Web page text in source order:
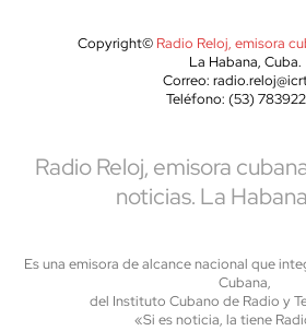
Copyright© Radio Reloj, emisora
La Habana, Cuba.
Correo:
Teléfono: (53)
Radio Reloj, emisora
noticias. La
Es una emisora de alcance nacional que
Cubana,
del Instituto Cubano de Radio y
«Si es noticia, la tiene